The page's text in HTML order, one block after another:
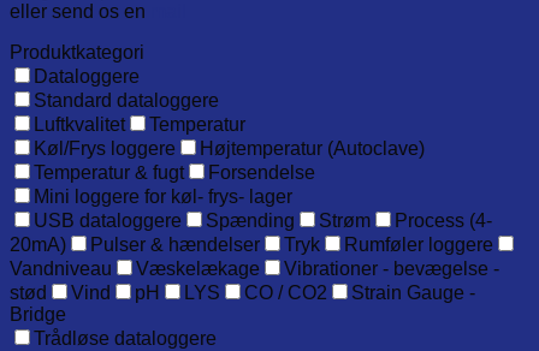
20°C,
35%RH,
75%RH
antal
eller send os en
Produktkategori
Dataloggere
Standard dataloggere
Luftkvalitet
Temperatur
Køl/Frys loggere
Højtemperatur (Autoclave)
Temperatur & fugt
Forsendelse
Mini loggere for køl- frys- lager
USB dataloggere
Spænding Strøm
Process (4-
20mA)
Pulser & hændelser Tryk
Rumføler loggere
Vandniveau
Væskelækage
Vibrationer - bevægelse -
stød
Vind pH LYS CO / CO2
Strain Gauge -
Bridge
Trådløse dataloggere